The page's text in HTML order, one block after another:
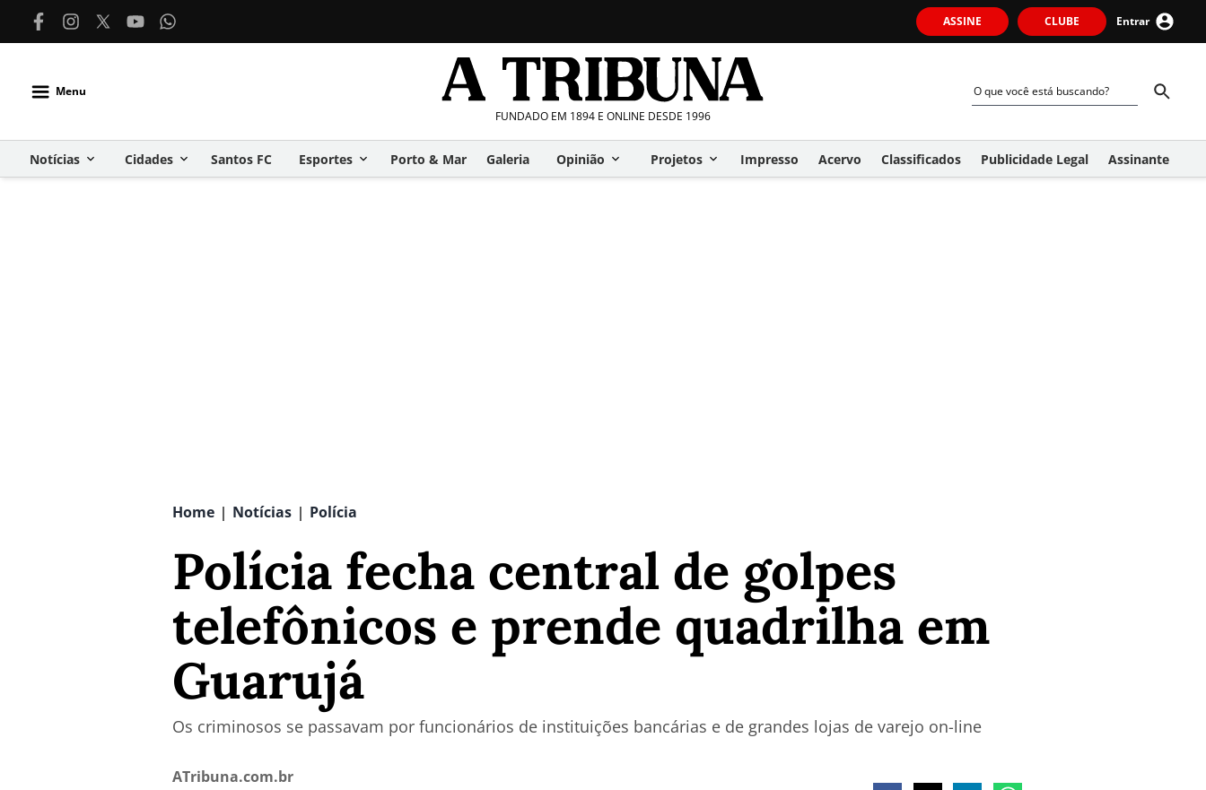
ASSINE CLUBE Entrar
Menu
FUNDADO EM 1894 E ONLINE DESDE 1996
Notícias Cidades Santos FC Esportes Porto & Mar Galeria Opinião Projetos Impresso Acervo Classificados Publicidade Legal Assinante
Home | Notícias | Polícia
Polícia fecha central de golpes
telefônicos e prende quadrilha em
Guarujá
Os criminosos se passavam por funcionários de instituições bancárias e de grandes lojas de varejo on-line
ATribuna.com.br